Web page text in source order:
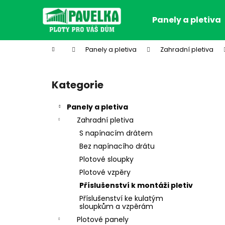
Panely a pletiva
Domů Panely a pletiva Zahradní pletiva
Přeskočit
kategorie
Kategorie
Panely a pletiva
Zahradní pletiva
S napínacím drátem
Bez napínacího drátu
Plotové sloupky
Plotové vzpěry
Příslušenství k montáži pletiv
Příslušenství ke kulatým
sloupkům a vzpěrám
Plotové panely
í
Zpět
do
Zpět
do